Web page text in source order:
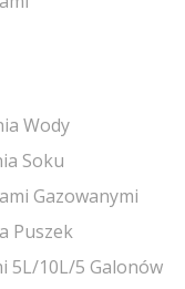
Wody
Soku
Gazowanymi
Puszek
5L/10L/5 Galonów